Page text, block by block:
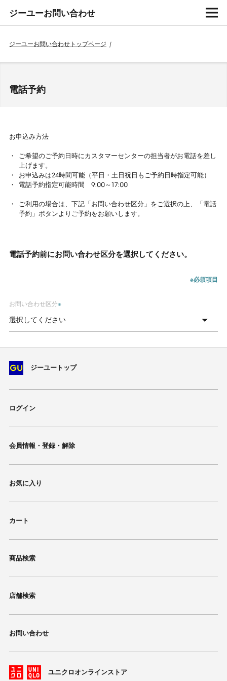
ジーユーお問い合わせ
ジーユーお問い合わせトップページ /
電話予約
お申込み方法
ご希望のご予約日時にカスタマーセンターの担当者がお電話を差し
上げます。
お申込みは24時間可能（平日・土日祝日もご予約日時指定可能）
電話予約指定可能時間 9:00～17:00
ご利用の場合は、下記「お問い合わせ区分」をご選択の上、「電話
予約」ボタンよりご予約をお願いします。
電話予約前にお問い合わせ区分を選択してください。
※必須項目
お問い合わせ区分※
ジーユートップ
ログイン
会員情報・登録・解除
お気に入り
カート
商品検索
店舗検索
お問い合わせ
ユニクロオンラインストア